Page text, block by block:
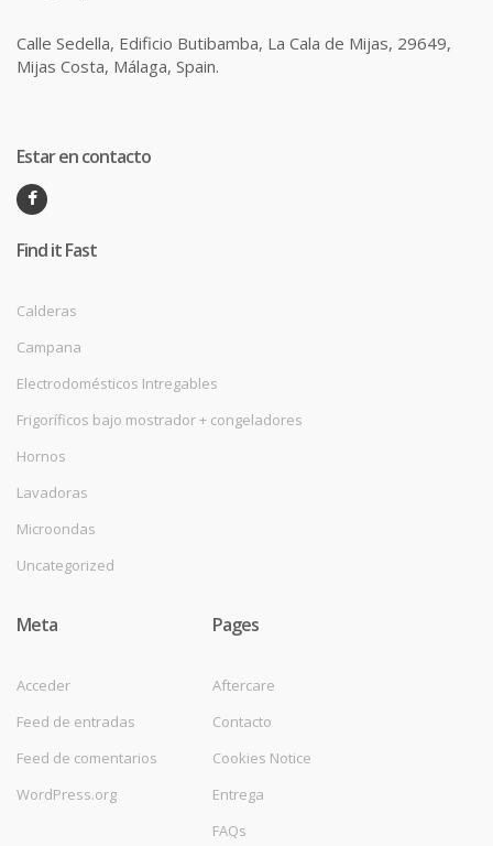
Calle Sedella, Edificio Butibamba, La Cala de Mijas, 29649,
Mijas Costa, Málaga, Spain.
Estar en contacto
Find it Fast
Calderas
Campana
Electrodomésticos Intregables
Frigoríficos bajo mostrador + congeladores
Hornos
Lavadoras
Microondas
Uncategorized
Meta
Acceder
Feed de entradas
Feed de comentarios
WordPress.org
Pages
Aftercare
Contacto
Cookies Notice
Entrega
FAQs